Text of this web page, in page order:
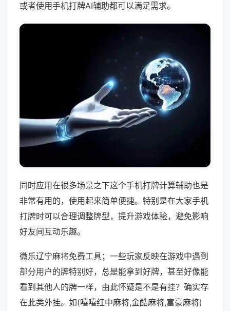
或者使用手机打牌AI辅助都可以满足需求。
同时应用在很多场景之下这个手机打牌计算辅助也是
非常有用的，使用起来简单便捷。特别是在大家手机
打牌时可以合理调整牌型，提升游戏体验，避免影响
好友间互动乐趣。
微乐辽宁麻将免费工具；一些玩家反映在游戏中遇到
部分用户的牌特别好，总是能拿到好牌，甚至好像能
看到其他人的牌一样，由此怀疑是不是有挂？确实存
在此类外挂。如(嘻嘻红中麻将,金酷麻将,富豪麻将)